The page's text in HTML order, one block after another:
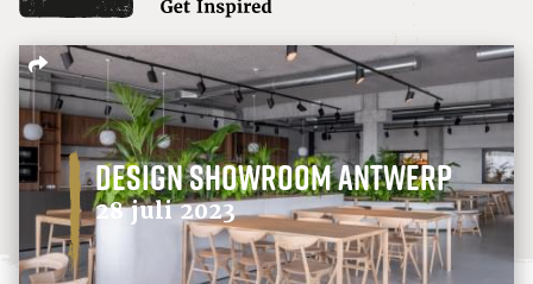
Design Showroom Antwerp
28 juli 2023